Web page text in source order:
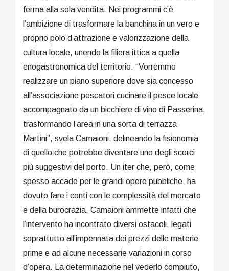
ferma alla sola vendita. Nei programmi c’è
l’ambizione di trasformare la banchina in un vero e
proprio polo d’attrazione e valorizzazione della
cultura locale, unendo la filiera ittica a quella
enogastronomica del territorio. “Vorremmo
realizzare un piano superiore dove sia concesso
all’associazione pescatori cucinare il pesce locale
accompagnato da un bicchiere di vino di Passerina,
trasformando l’area in una sorta di terrazza
Martini”, svela Camaioni, delineando la fisionomia
di quello che potrebbe diventare uno degli scorci
più suggestivi del porto. Un iter che, però, come
spesso accade per le grandi opere pubbliche, ha
dovuto fare i conti con le complessità del mercato
e della burocrazia. Camaioni ammette infatti che
l’intervento ha incontrato diversi ostacoli, legati
soprattutto all’impennata dei prezzi delle materie
prime e ad alcune necessarie variazioni in corso
d’opera. La determinazione nel vederlo compiuto,